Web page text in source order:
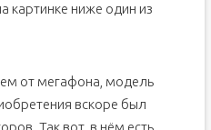
картинке ниже один из
от мегафона, модель
вскоре был
Так вот, в нём есть